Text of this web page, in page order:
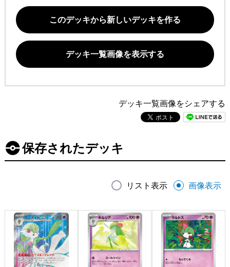
このデッキから新しいデッキを作る
デッキ一覧画像を表示する
デッキ一覧画像をシェアする
保存されたデッキ
リスト表示 画像表示